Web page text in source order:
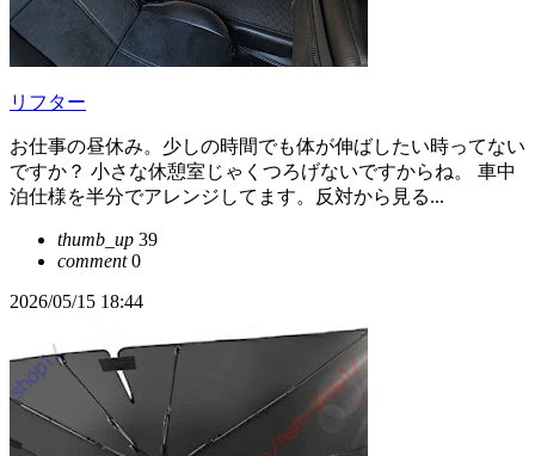
リフター
お仕事の昼休み。少しの時間でも体が伸ばしたい時ってない
ですか？ 小さな休憩室じゃくつろげないですからね。 車中
泊仕様を半分でアレンジしてます。反対から見る...
thumb_up 39
comment0
2026/05/15 18:44